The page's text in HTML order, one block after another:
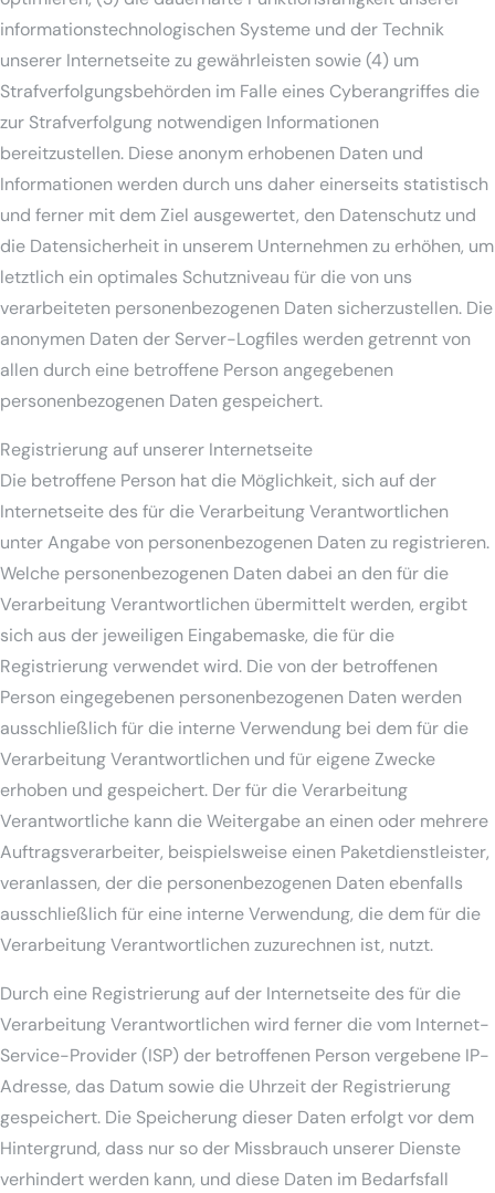
informationstechnologischen Systeme und der Technik
unserer Internetseite zu gewährleisten sowie (4) um
Strafverfolgungsbehörden im Falle eines Cyberangriffes die
zur Strafverfolgung notwendigen Informationen
bereitzustellen. Diese anonym erhobenen Daten und
Informationen werden durch uns daher einerseits statistisch
und ferner mit dem Ziel ausgewertet, den Datenschutz und
die Datensicherheit in unserem Unternehmen zu erhöhen, um
letztlich ein optimales Schutzniveau für die von uns
verarbeiteten personenbezogenen Daten sicherzustellen. Die
anonymen Daten der Server-Logfiles werden getrennt von
allen durch eine betroffene Person angegebenen
personenbezogenen Daten gespeichert.
Registrierung auf unserer Internetseite
Die betroffene Person hat die Möglichkeit, sich auf der
Internetseite des für die Verarbeitung Verantwortlichen
unter Angabe von personenbezogenen Daten zu registrieren.
Welche personenbezogenen Daten dabei an den für die
Verarbeitung Verantwortlichen übermittelt werden, ergibt
sich aus der jeweiligen Eingabemaske, die für die
Registrierung verwendet wird. Die von der betroffenen
Person eingegebenen personenbezogenen Daten werden
ausschließlich für die interne Verwendung bei dem für die
Verarbeitung Verantwortlichen und für eigene Zwecke
erhoben und gespeichert. Der für die Verarbeitung
Verantwortliche kann die Weitergabe an einen oder mehrere
Auftragsverarbeiter, beispielsweise einen Paketdienstleister,
veranlassen, der die personenbezogenen Daten ebenfalls
ausschließlich für eine interne Verwendung, die dem für die
Verarbeitung Verantwortlichen zuzurechnen ist, nutzt.
Durch eine Registrierung auf der Internetseite des für die
Verarbeitung Verantwortlichen wird ferner die vom Internet-
Service-Provider (ISP) der betroffenen Person vergebene IP-
Adresse, das Datum sowie die Uhrzeit der Registrierung
gespeichert. Die Speicherung dieser Daten erfolgt vor dem
Hintergrund, dass nur so der Missbrauch unserer Dienste
verhindert werden kann, und diese Daten im Bedarfsfall